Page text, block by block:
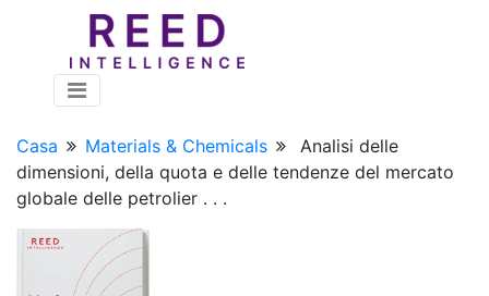
Casa Materials & Chemicals
Analisi delle
dimensioni, della quota e delle tendenze del mercato
globale delle petrolier . . .